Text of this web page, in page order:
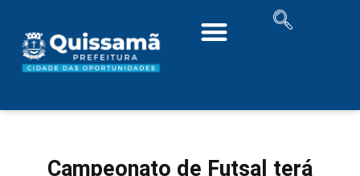
Campeonato de Futsal terá